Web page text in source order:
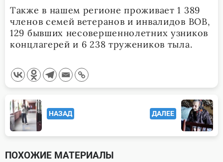
Также в нашем регионе проживает 1 389
членов семей ветеранов и инвалидов ВОВ,
129 бывших несовершеннолетних узников
концлагерей и 6 238 тружеников тыла.
<span
class="nav-
subtitle
screen-
НАЗАД ДАЛЕЕ
ПОХОЖИЕ МАТЕРИАЛЫ